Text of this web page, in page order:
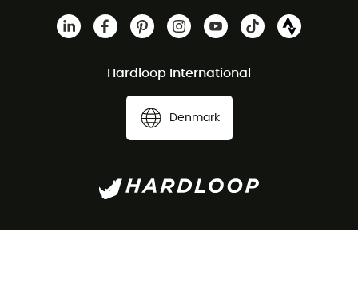
Hardloop International
Denmark